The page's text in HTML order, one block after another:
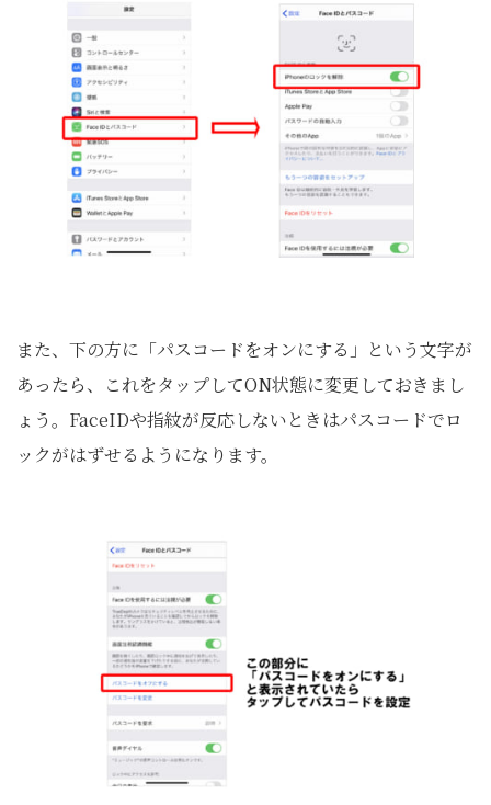
また、下の方に「パスコードをオンにする」という文字が
あったら、これをタップしてON状態に変更しておきまし
ょう。FaceIDや指紋が反応しないときはパスコードでロ
ックがはずせるようになります。